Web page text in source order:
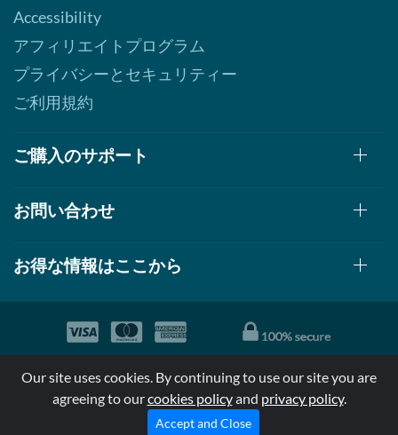
Accessibility
アフィリエイトプログラム
プライバシーとセキュリティー
ご利用規約
ご購入のサポート
お問い合わせ
お得な情報はここから
*特定商品についての効果効能は米国食品医療局により評価されて
おらず病気の診断、治療、治癒又は予防する事を承認されていま
せん。
Our site uses cookies. By continuing to use our site you are
agreeing to ourcookies policyand privacy policy.
Accept and Close